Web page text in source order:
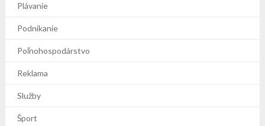
Plávanie
Podnikanie
Poľnohospodárstvo
Reklama
Služby
Šport